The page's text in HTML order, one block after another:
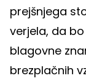
prejšnjega
verjela, da
blagovne
brezplačnih